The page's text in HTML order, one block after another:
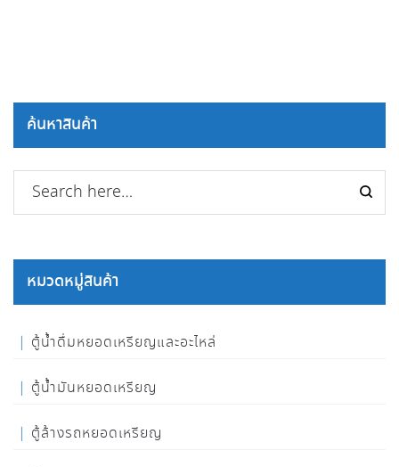
ค้นหาสินค้า
หมวดหมู่สินค้า
ตู้น้ำดื่มหยอดเหรียญและอะไหล่
ตู้น้ำมันหยอดเหรียญ
ตู้ล้างรถหยอดเหรียญ